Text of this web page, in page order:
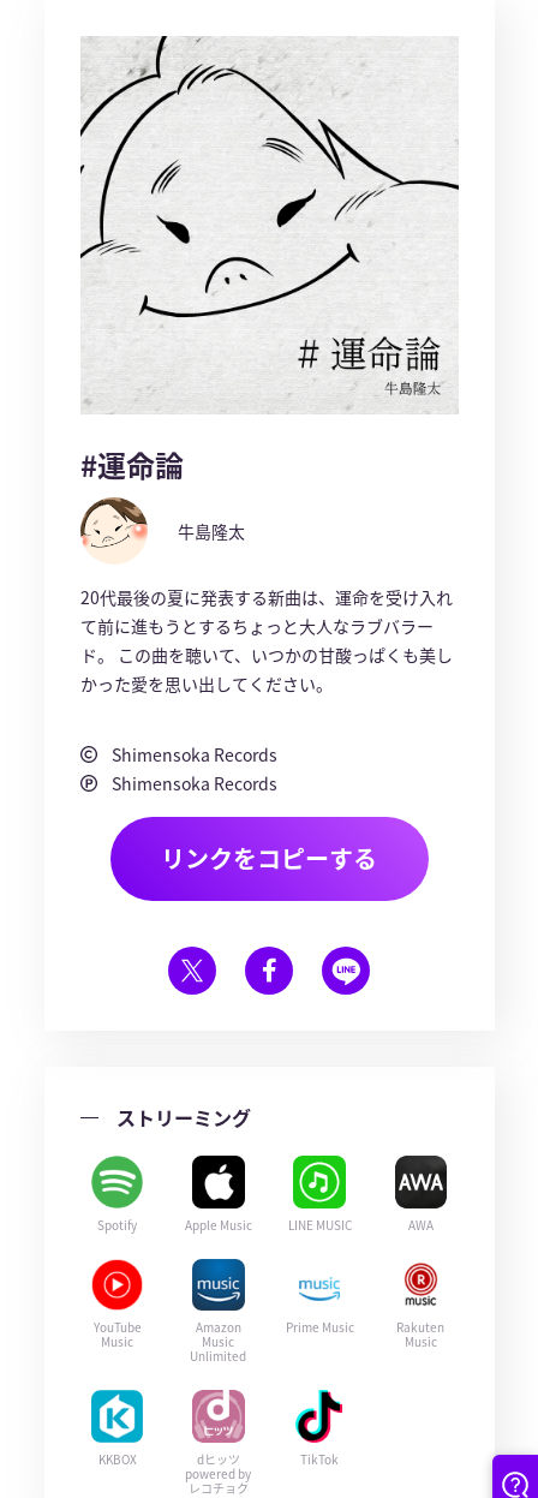
#運命論
牛島隆太
20代最後の夏に発表する新曲は、運命を受け入れ
て前に進もうとするちょっと大人なラブバラー
ド。 この曲を聴いて、いつかの甘酸っぱくも美し
かった愛を思い出してください。
Shimensoka Records
Shimensoka Records
リンクをコピーする
ストリーミング
Spotify Apple Music LINE MUSIC AWA
YouTube
Music
Amazon
Music
Unlimited
Prime Music
Rakuten
Music
KKBOX
dヒッツ
powered by
レコチョク
TikTok